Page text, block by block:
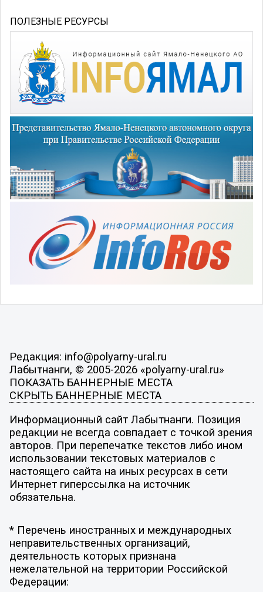
ПОЛЕЗНЫЕ РЕСУРСЫ
Редакция: info@polyarny-ural.ru
Лабытнанги, © 2005-2026 «polyarny-ural.ru»
ПОКАЗАТЬ БАННЕРНЫЕ МЕСТА
СКРЫТЬ БАННЕРНЫЕ МЕСТА
Информационный сайт Лабытнанги. Позиция
редакции не всегда совпадает с точкой зрения
авторов. При перепечатке текстов либо ином
использовании текстовых материалов с
настоящего сайта на иных ресурсах в сети
Интернет гиперссылка на источник
обязательна.
* Перечень иностранных и международных
неправительственных организаций,
деятельность которых признана
нежелательной на территории Российской
Федерации: